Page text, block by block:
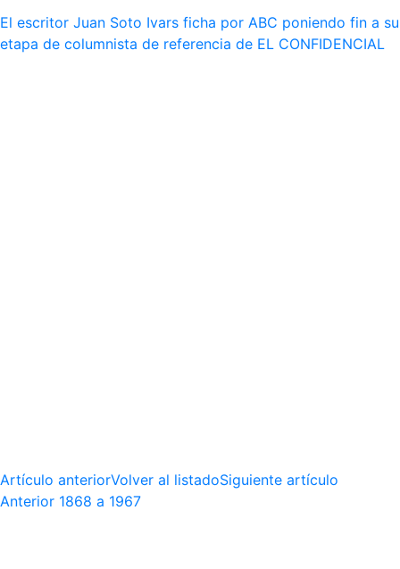
El escritor Juan Soto Ivars ficha por ABC poniendo fin a su
etapa de columnista de referencia de EL CONFIDENCIAL
Artículo anteriorVolver al listadoSiguiente artículo
Anterior 1868 a 1967